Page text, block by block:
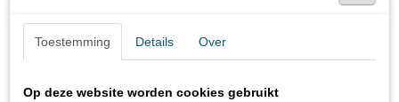
Toestemming Details Over
Op deze website worden cookies gebruikt